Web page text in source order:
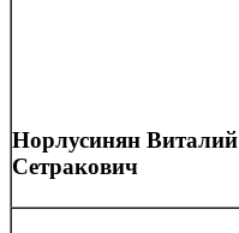
Норлусинян Виталий
Сетракович